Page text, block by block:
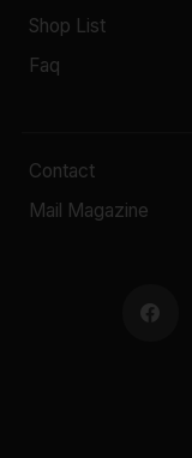
Shop List
Faq
Contact
Mail Magazine